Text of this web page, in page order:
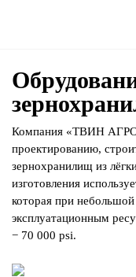
Компания «ТВИН
проектированию,
зернохранилищ из
изготовления
которая при
эксплуатационным
− 70 000 psi.